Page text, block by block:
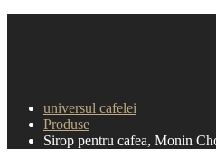
universul cafelei
Produse
Sirop pentru cafea, Monin